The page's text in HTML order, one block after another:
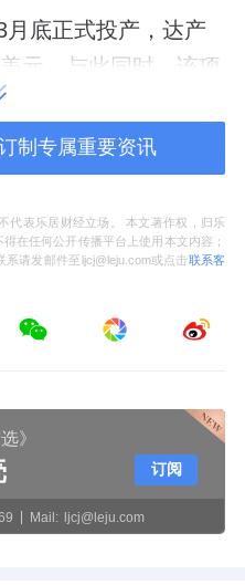
底正式投产，达产
元。与此同时，该项
约9000个就业岗位，
6000名本地员工。
准&新品发布盛典”。
派牵头编撰的《欧派
准”涵盖臻品质、臻高
服务、臻智慧六大维
制专属重要资讯
代表乐居财经立场。 本文著作权，归乐
在任何公开传播平台上使用本文内容；
请发邮件至ljcj@leju.com或点击联系客
》
Mail: ljcj@leju.com
订阅